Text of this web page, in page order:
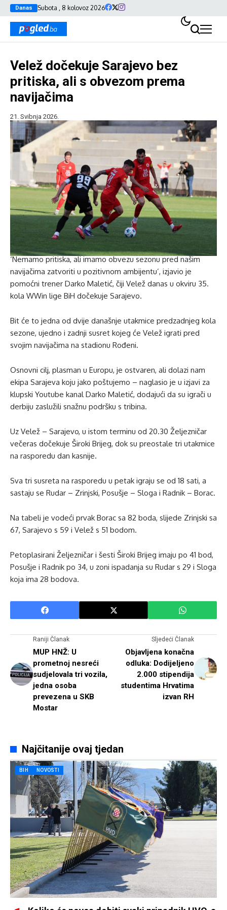
Danas Subota , 8 kolovoz 2026
Velež dočekuje Sarajevo bez
pritiska, ali s obvezom prema
navijačima
21. Svibnja 2026.
‘Nemamo pritiska, ali imamo obvezu sezonu pred našim
navijačima zatvoriti u pozitivnom ambijentu’, izjavio je
pomoćni trener Darko Maletić, čiji Velež danas u okviru 35.
kola WWin lige BiH dočekuje Sarajevo.
Bit će to jedna od dvije današnje utakmice predzadnjeg kola
sezone, ujedno i zadnji susret kojeg će Velež igrati pred
svojim navijačima na stadionu Rođeni.
Osnovni cilj, plasman u Europu, je ostvaren, ali dolazi nam
ekipa Sarajeva koju jako poštujemo – naglasio je u izjavi za
klupski Youtube kanal Darko Maletić, dodajući da su igrači u
derbiju zaslužili snažnu podršku s tribina.
Uz Velež – Sarajevo, u istom terminu od 20.30 Željezničar
večeras dočekuje Široki Brijeg, dok su preostale tri utakmice
na rasporedu dan kasnije.
Sva tri susreta na rasporedu u petak igraju se od 18 sati, a
sastaju se Rudar – Zrinjski, Posušje – Sloga i Radnik – Borac.
Na tabeli je vodeći prvak Borac sa 82 boda, slijede Zrinjski sa
67, Sarajevo s 59 i Velež s 51 bodom.
Petoplasirani Željezničar i šesti Široki Brijeg imaju po 41 bod,
Posušje i Radnik po 34, u zoni ispadanja su Rudar s 29 i Sloga
koja ima 28 bodova.
Raniji Članak
MUP HNŽ: U
prometnoj nesreći
sudjelovala tri vozila,
jedna osoba
prevezena u SKB
Mostar
Sljedeći Članak
Objavljena konačna
odluka: Dodijeljeno
2.000 stipendija
studentima Hrvatima
izvan RH
Najčitanije ovaj tjedan
BIH NOVOSTI